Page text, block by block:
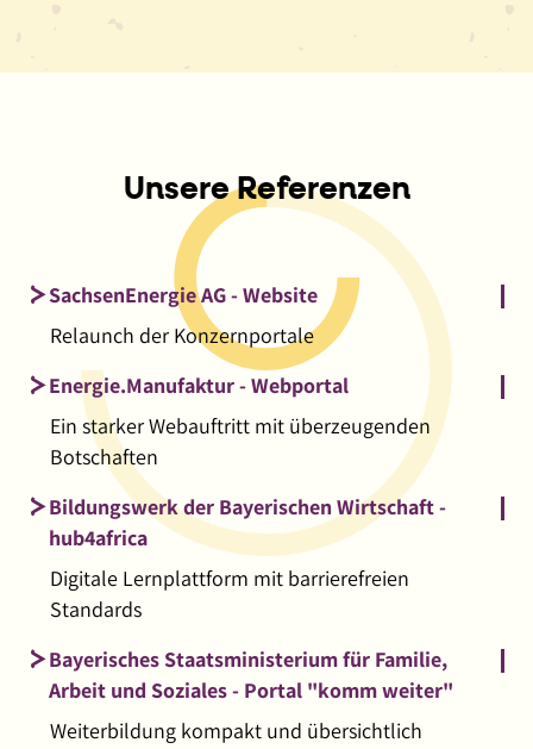
Unsere Referenzen
SachsenEnergie AG - Website
Relaunch der Konzernportale
Energie.Manufaktur - Webportal
Ein starker Webauftritt mit überzeugenden
Botschaften
Bildungswerk der Bayerischen Wirtschaft -
hub4africa
Digitale Lernplattform mit barrierefreien
Standards
Bayerisches Staatsministerium für Familie,
Arbeit und Soziales - Portal "komm weiter"
Weiterbildung kompakt und übersichtlich